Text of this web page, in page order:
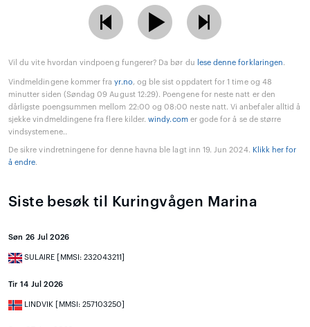
Vil du vite hvordan vindpoeng fungerer? Da bør du lese denne forklaringen.
Vindmeldingene kommer frayr.no, og ble sist oppdatert for 1 time og 48
minutter siden (Søndag 09 August 12:29). Poengene for neste natt er den
dårligste poengsummen mellom 22:00 og 08:00 neste natt. Vi anbefaler alltid å
sjekke vindmeldingene fra flere kilder.windy.comer gode for å se de større
vindsystemene..
De sikre vindretningene for denne havna ble lagt inn 19. Jun 2024. Klikk her for
å endre.
Siste besøk til Kuringvågen Marina
Søn 26 Jul 2026
SULAIRE [MMSI: 232043211]
Tir 14 Jul 2026
LINDVIK [MMSI: 257103250]